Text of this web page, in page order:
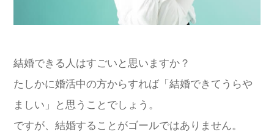
結婚できる人はすごいと思いますか？
たしかに婚活中の方からすれば「結婚できてうらや
ましい」と思うことでしょう。
ですが、結婚することがゴールではありません。